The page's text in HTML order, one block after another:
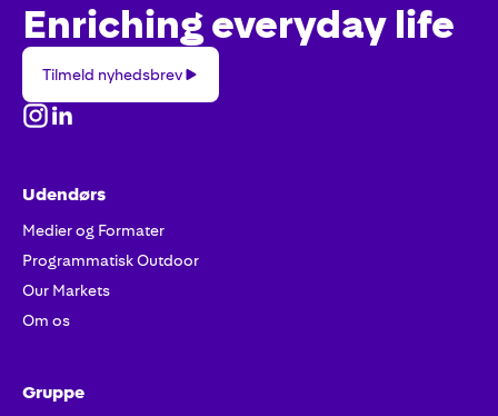
Enriching everyday life
nyhedsbrev
Tilmeld nyhedsbrev
Udendørs
Medier og Formater
Programmatisk Outdoor
Our Markets
Om os
Gruppe